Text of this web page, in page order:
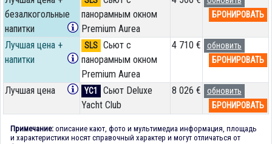
безалкогольные
напитки
панорамным окном
Premium Aurea
БРОНИРОВАТЬ
Лучшая цена +
напитки
SLS Сьют с
панорамным окном
Premium Aurea
4 710 €
обновить
БРОНИРОВАТЬ
Лучшая цена YC1
Сьют Deluxe
Yacht Club
8 026 €
обновить
БРОНИРОВАТЬ
Примечание: описание кают, фото и мультимедиа информация, площадь
и характеристики носят справочный характер и могут отличаться от